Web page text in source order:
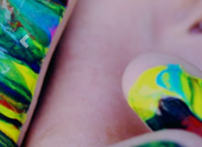
Previous